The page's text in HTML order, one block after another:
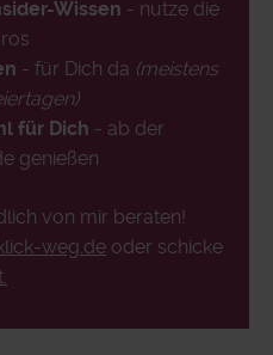
Wissen - nutze die
- für Dich da (meistens
für Dich - ab der
genießen
von mir beraten!
weg.de oder schicke